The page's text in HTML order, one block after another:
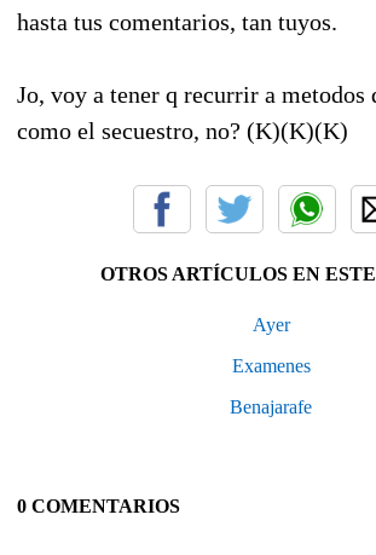
hasta tus comentarios, tan tuyos.
Jo, voy a tener q recurrir a metodos
como el secuestro, no? (K)(K)(K)
OTROS ARTÍCULOS EN
Ayer
Examenes
Benajarafe
0 COMENTARIOS